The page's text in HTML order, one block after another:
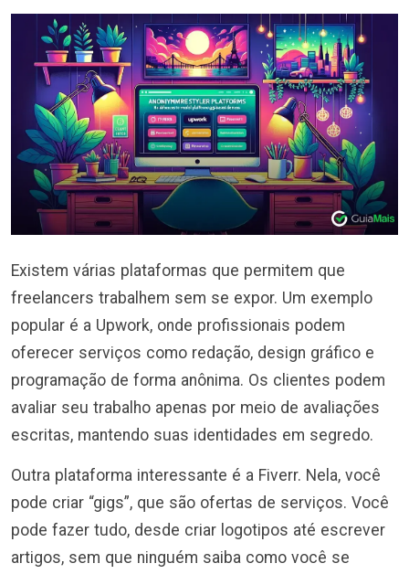
Existem várias plataformas que permitem que
freelancers trabalhem sem se expor. Um exemplo
popular é a Upwork, onde profissionais podem
oferecer serviços como redação, design gráfico e
programação de forma anônima. Os clientes podem
avaliar seu trabalho apenas por meio de avaliações
escritas, mantendo suas identidades em segredo.
Outra plataforma interessante é a Fiverr. Nela, você
pode criar “gigs”, que são ofertas de serviços. Você
pode fazer tudo, desde criar logotipos até escrever
artigos, sem que ninguém saiba como você se